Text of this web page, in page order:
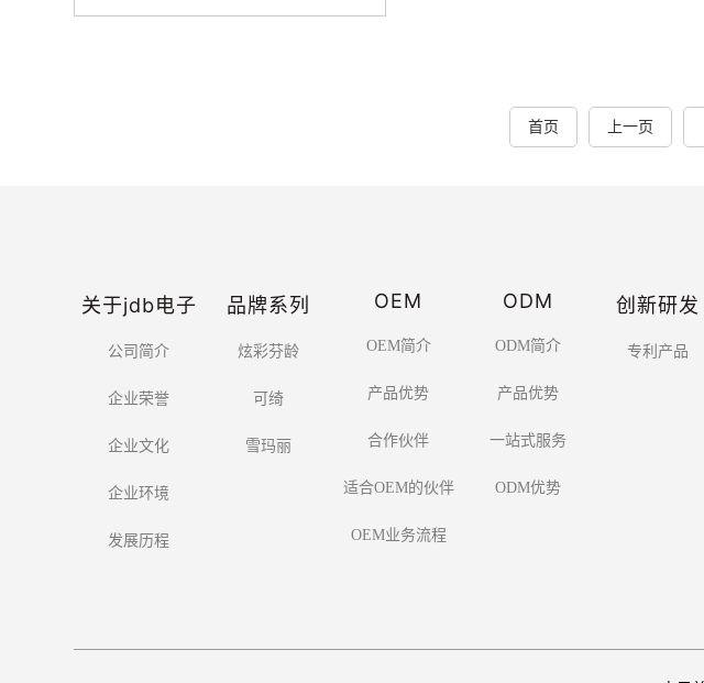
首页 上一页
关于jdb电子
公司简介
企业荣誉
企业文化
企业环境
发展历程
品牌系列
炫彩芬龄
可绮
雪玛丽
OEM
OEM简介
产品优势
合作伙伴
适合OEM的伙伴
OEM业务流程
ODM
ODM简介
产品优势
一站式服务
ODM优势
创新研发
专利产品